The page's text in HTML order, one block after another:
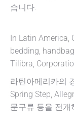
습니다.
In Latin America,
bedding,
Tilibra,
라틴아메리카의
Spring Step,
문구류 등을 전개